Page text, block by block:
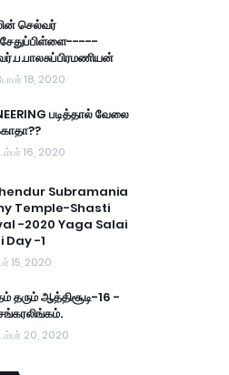
செல்வர்
18, 2020
படித்தால் வேலை
16, 2020
Subramania
Temple-Shasti
-2020 Yaga Salai
Day -1
15, 2020
தரும் ஆத்திசூடி-16 -
20, 2020